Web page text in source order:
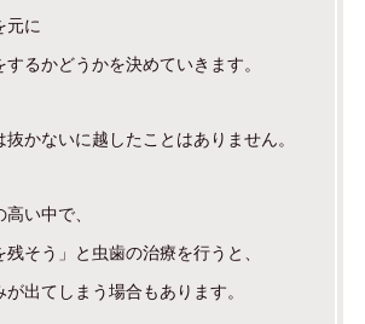
元に
するかどうかを決めていきます。
かないに越したことはありません。
い中で、
残そう」と虫歯の治療を行うと、
出てしまう場合もあります。